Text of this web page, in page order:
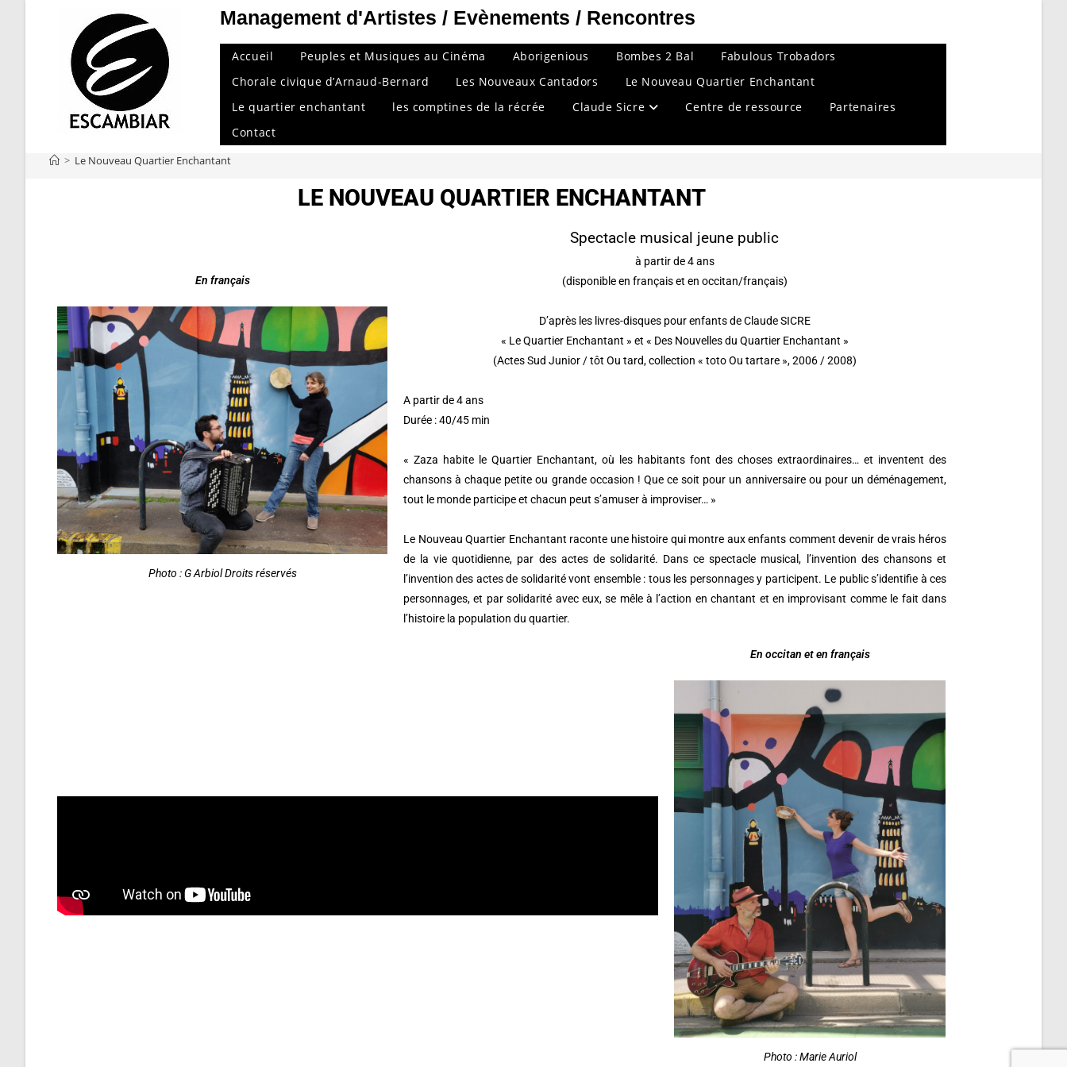
Management d'Artistes / Evènements / Rencontres
Accueil Peuples et Musiques au Cinéma Aborigenious Bombes 2 Bal
Fabulous Trobadors
Chorale civique d’Arnaud-Bernard
Les Nouveaux Cantadors
Le Nouveau Quartier Enchantant
Le quartier enchantant
les comptines de la récrée Claude Sicre Centre de ressource
Partenaires
Contact
> Le Nouveau Quartier Enchantant
LE NOUVEAU QUARTIER ENCHANTANT
En français
Photo : G Arbiol Droits réservés
Spectacle musical jeune public
à partir de 4 ans
(disponible en français et en occitan/français)
D’après les livres-disques pour enfants de Claude SICRE
« Le Quartier Enchantant » et « Des Nouvelles du Quartier Enchantant »
(Actes Sud Junior / tôt Ou tard, collection « toto Ou tartare », 2006 / 2008)
A partir de 4 ans
Durée : 40/45 min
« Zaza habite le Quartier Enchantant, où les habitants font des choses extraordinaires… et inventent des
chansons à chaque petite ou grande occasion ! Que ce soit pour un anniversaire ou pour un déménagement,
tout le monde participe et chacun peut s’amuser à improviser… »
Le Nouveau Quartier Enchantant raconte une histoire qui montre aux enfants comment devenir de vrais héros
de la vie quotidienne, par des actes de solidarité. Dans ce spectacle musical, l’invention des chansons et
l’invention des actes de solidarité vont ensemble : tous les personnages y participent. Le public s’identifie à ces
personnages, et par solidarité avec eux, se mêle à l’action en chantant et en improvisant comme le fait dans
l’histoire la population du quartier.
En occitan et en français
Photo : Marie Auriol